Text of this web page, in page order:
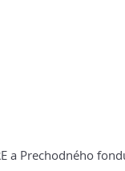
a Prechodného